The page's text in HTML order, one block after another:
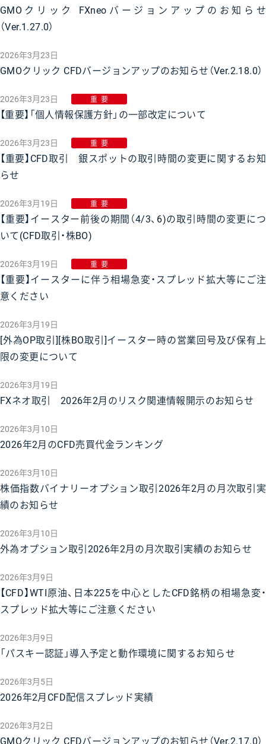
GMOクリック FXneoバージョンアップのお知らせ
（Ver.1.27.0）
2026年3月23日
GMOクリック CFDバージョンアップのお知らせ（Ver.2.18.0）
2026年3月23日 重要
【重要】「個人情報保護方針」の一部改定について
2026年3月23日 重要
【重要】CFD取引 銀スポットの取引時間の変更に関するお知
らせ
2026年3月19日 重要
【重要】イースター前後の期間（4/3、6)の取引時間の変更につ
いて(CFD取引・株BO)
2026年3月19日 重要
【重要】イースターに伴う相場急変・スプレッド拡大等にご注
意ください
2026年3月19日
[外為OP取引][株BO取引]イースター時の営業回号及び保有上
限の変更について
2026年3月19日
FXネオ取引 2026年2月のリスク関連情報開示のお知らせ
2026年3月10日
2026年2月のCFD売買代金ランキング
2026年3月10日
株価指数バイナリーオプション取引2026年2月の月次取引実
績のお知らせ
2026年3月10日
外為オプション取引2026年2月の月次取引実績のお知らせ
2026年3月9日
【CFD】WTI原油、日本225を中心としたCFD銘柄の相場急変・
スプレッド拡大等にご注意ください
2026年3月9日
「パスキー認証」導入予定と動作環境に関するお知らせ
2026年3月5日
2026年2月CFD配信スプレッド実績
2026年3月2日
GMOクリック CFDバージョンアップのお知らせ（Ver.2.17.0）